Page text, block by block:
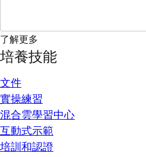
了解更多
培養技能
文件
實操練習
混合雲學習中心
互動式示範
培訓和認證